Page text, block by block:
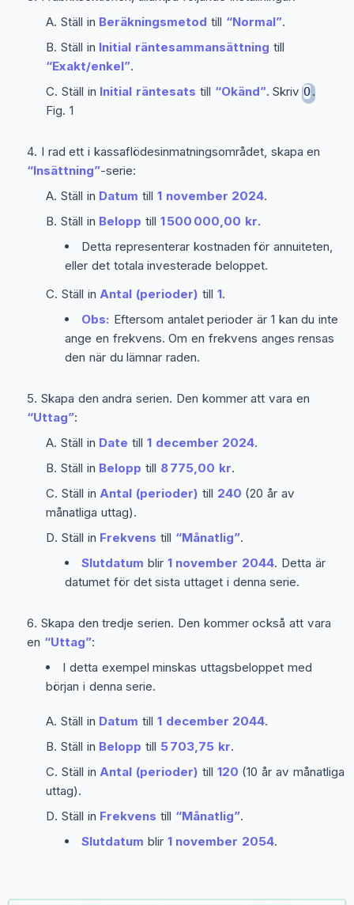
Ställ in Beräkningsmetod till “Normal”.
Ställ in Initial räntesammansättning till
“Exakt/enkel”.
Ställ in Initial räntesats till “Okänd”. SkrivO.
Fig. 1
I rad ett i kassaflödesinmatningsområdet, skapa en
“Insättning”-serie:
Ställ in Datum till 1 november 2024.
Ställ in Belopp till 1 500 000,00 kr.
Detta representerar kostnaden för annuiteten,
eller det totala investerade beloppet.
Ställ inAntal (perioder) till 1.
Obs: Eftersom antalet perioder är 1 kan du inte
ange en frekvens. Om en frekvens anges rensas
den när du lämnar raden.
Skapa den andra serien. Den kommer att vara en
“Uttag”:
Ställ in Date till 1 december 2024.
Ställ in Belopp till 8 775,00 kr.
Ställ inAntal (perioder) till 240 (20 år av
månatliga uttag).
Ställ in Frekvens till “Månatlig”.
Slutdatum blir 1 november 2044. Detta är
datumet för det sista uttaget i denna serie.
Skapa den tredje serien. Den kommer också att vara
en “Uttag”:
I detta exempel minskas uttagsbeloppet med
början i denna serie.
Ställ in Datum till 1 december 2044.
Ställ in Belopp till 5 703,75 kr.
Ställ inAntal (perioder) till 120 (10 år av månatliga
uttag).
Ställ in Frekvens till “Månatlig”.
Slutdatum blir 1 november 2054.